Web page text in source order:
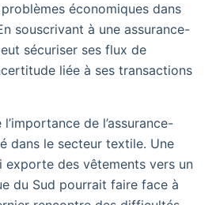
économiques dans
souscrivant à une assurance-
sécuriser ses flux de
liée à ses transactions
de l’assurance-
dans le secteur textile. Une
exporte des vêtements vers un
du Sud pourrait faire face à